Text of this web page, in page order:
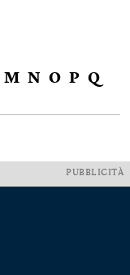
M N O P Q
PUBBLICITÀ